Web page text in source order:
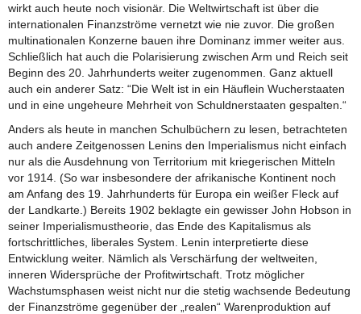
wirkt auch heute noch visionär. Die Weltwirtschaft ist über die
internationalen Finanzströme vernetzt wie nie zuvor. Die großen
multinationalen Konzerne bauen ihre Dominanz immer weiter aus.
Schließlich hat auch die Polarisierung zwischen Arm und Reich seit
Beginn des 20. Jahrhunderts weiter zugenommen. Ganz aktuell
auch ein anderer Satz: “Die Welt ist in ein Häuflein Wucherstaaten
und in eine ungeheure Mehrheit von Schuldnerstaaten gespalten.“
Anders als heute in manchen Schulbüchern zu lesen, betrachteten
auch andere Zeitgenossen Lenins den Imperialismus nicht einfach
nur als die Ausdehnung von Territorium mit kriegerischen Mitteln
vor 1914. (So war insbesondere der afrikanische Kontinent noch
am Anfang des 19. Jahrhunderts für Europa ein weißer Fleck auf
der Landkarte.) Bereits 1902 beklagte ein gewisser John Hobson in
seiner Imperialismustheorie, das Ende des Kapitalismus als
fortschrittliches, liberales System. Lenin interpretierte diese
Entwicklung weiter. Nämlich als Verschärfung der weltweiten,
inneren Widersprüche der Profitwirtschaft. Trotz möglicher
Wachstumsphasen weist nicht nur die stetig wachsende Bedeutung
der Finanzströme gegenüber der „realen“ Warenproduktion auf